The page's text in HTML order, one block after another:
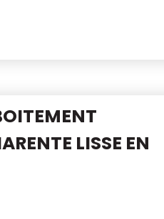
LISSE EN